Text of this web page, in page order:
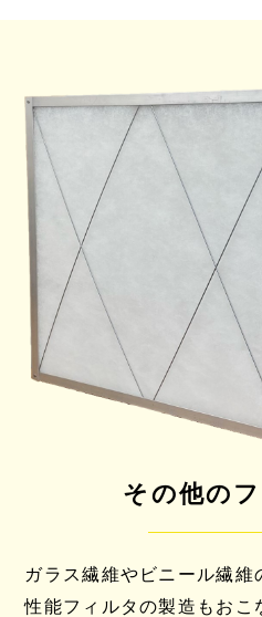
その他の
ガラス繊維やビニール繊維
性能フィルタの製造もおこ